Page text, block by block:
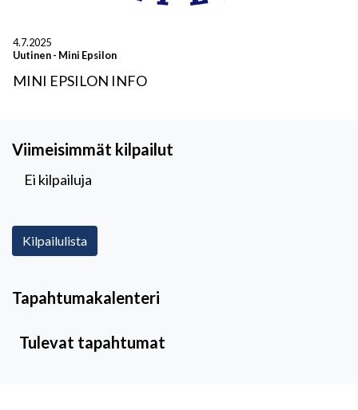
4.7.2025
Uutinen- Mini Epsilon
MINI EPSILON INFO
Viimeisimmät kilpailut
Ei kilpailuja
Kilpailulista
Tapahtumakalenteri
Tulevat tapahtumat